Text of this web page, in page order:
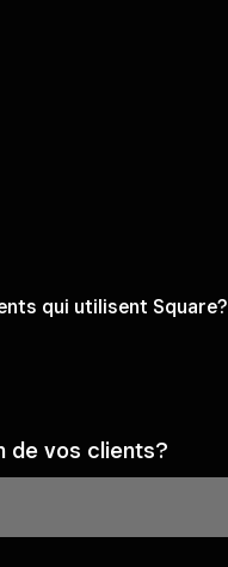
qui utilisent Square?
de vos clients?